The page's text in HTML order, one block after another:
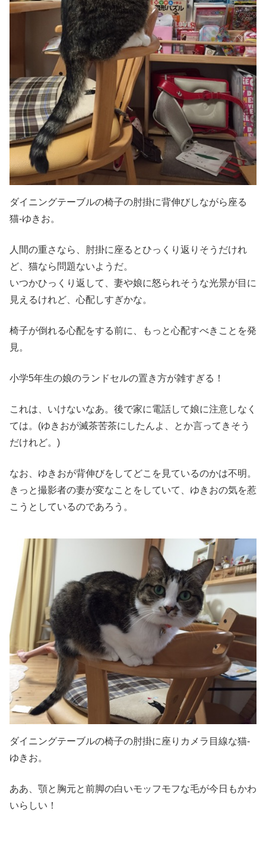
ダイニングテーブルの椅子の肘掛に背伸びしながら座る
猫-ゆきお。
人間の重さなら、肘掛に座るとひっくり返りそうだけれ
ど、猫なら問題ないようだ。
いつかひっくり返して、妻や娘に怒られそうな光景が目に
見えるけれど、心配しすぎかな。
椅子が倒れる心配をする前に、もっと心配すべきことを発
見。
小学5年生の娘のランドセルの置き方が雑すぎる！
これは、いけないなあ。後で家に電話して娘に注意しなく
ては。(ゆきおが滅茶苦茶にしたんよ、とか言ってきそう
だけれど。)
なお、ゆきおが背伸びをしてどこを見ているのかは不明。
きっと撮影者の妻が変なことをしていて、ゆきおの気を惹
こうとしているのであろう。
ダイニングテーブルの椅子の肘掛に座りカメラ目線な猫-
ゆきお。
ああ、顎と胸元と前脚の白いモッフモフな毛が今日もかわ
いらしい！